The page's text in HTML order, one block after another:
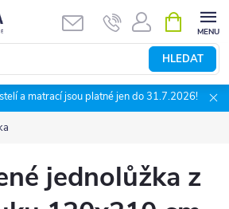
HLEDAT
NÁKUPNÍ
KOŠÍK
a matrací jsou platné jen do 31.7.2026!
jednolůžka z